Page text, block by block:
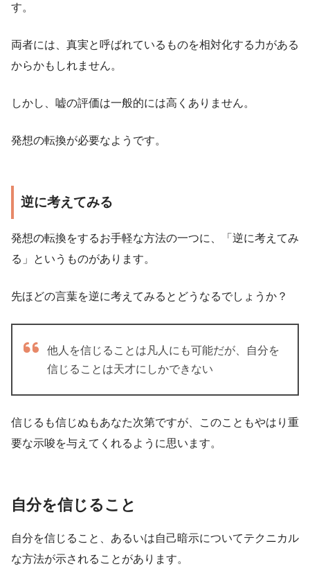
す。
両者には、真実と呼ばれているものを相対化する力がある
からかもしれません。
しかし、嘘の評価は一般的には高くありません。
発想の転換が必要なようです。
逆に考えてみる
発想の転換をするお手軽な方法の一つに、「逆に考えてみ
る」というものがあります。
先ほどの言葉を逆に考えてみるとどうなるでしょうか？
他人を信じることは凡人にも可能だが、自分を
信じることは天才にしかできない
信じるも信じぬもあなた次第ですが、このこともやはり重
要な示唆を与えてくれるように思います。
自分を信じること
自分を信じること、あるいは自己暗示についてテクニカル
な方法が示されることがあります。